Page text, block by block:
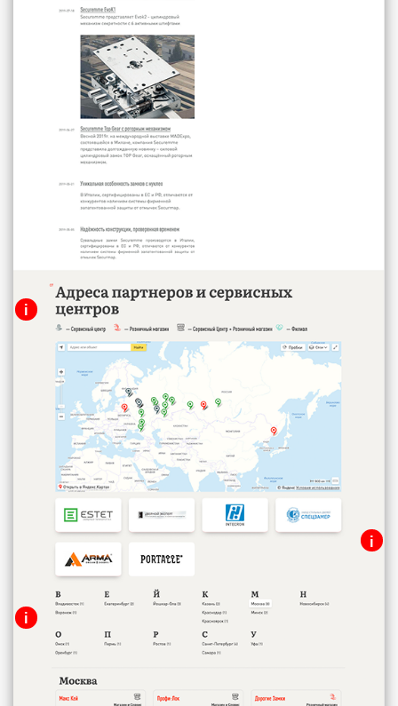
i
Адреса партнёров и СЦ
Контактная информация и
расположение на карте
i
Города в алфавитном порядке с
указанием количества
представительств
i
Навигация по компаниям